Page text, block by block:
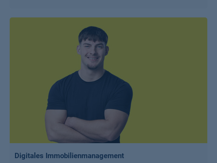
Digitales Immobilienmanagement